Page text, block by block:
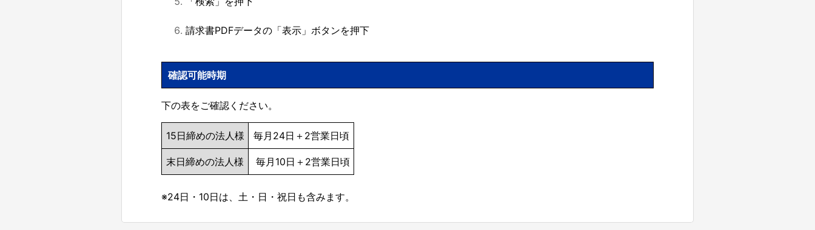
請求書PDFデータの「表示」ボタンを押下
確認可能時期
下の表をご確認ください。
15日締めの法人様 毎月24日＋2営業日頃
末日締めの法人様 毎月10日＋2営業日頃
※24日・10日は、土・日・祝日も含みます。